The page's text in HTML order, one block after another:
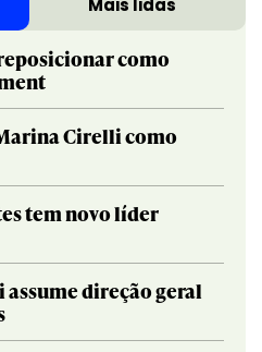
como
Cirelli como
tem novo líder
direção geral